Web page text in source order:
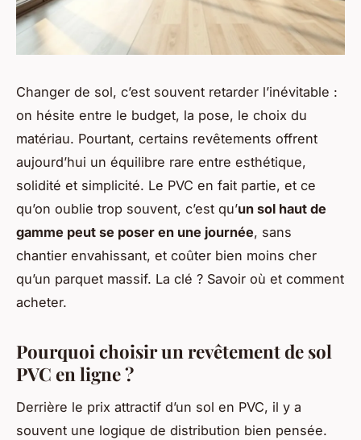
Changer de sol, c’est souvent retarder l’inévitable :
on hésite entre le budget, la pose, le choix du
matériau. Pourtant, certains revêtements offrent
aujourd’hui un équilibre rare entre esthétique,
solidité et simplicité. Le PVC en fait partie, et ce
qu’on oublie trop souvent, c’est qu’un sol haut de
gamme peut se poser en une journée, sans
chantier envahissant, et coûter bien moins cher
qu’un parquet massif. La clé ? Savoir où et comment
acheter.
Pourquoi choisir un revêtement de sol
PVC en ligne ?
Derrière le prix attractif d’un sol en PVC, il y a
souvent une logique de distribution bien pensée.